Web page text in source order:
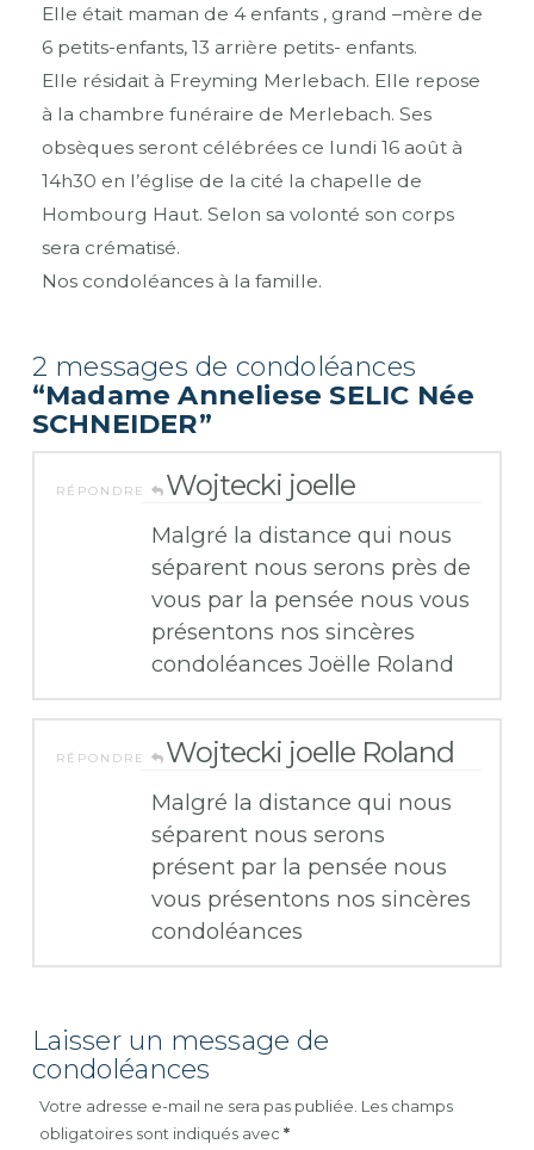
Elle était maman de 4 enfants , grand –mère de
6 petits-enfants, 13 arrière petits- enfants.
Elle résidait à Freyming Merlebach. Elle repose
à la chambre funéraire de Merlebach. Ses
obsèques seront célébrées ce lundi 16 août à
14h30 en l’église de la cité la chapelle de
Hombourg Haut. Selon sa volonté son corps
sera crématisé.
Nos condoléances à la famille.
2 messages de condoléances
“Madame Anneliese SELIC Née
SCHNEIDER”
RÉPONDRE Wojtecki joelle
Malgré la distance qui nous
séparent nous serons près de
vous par la pensée nous vous
présentons nos sincères
condoléances Joëlle Roland
RÉPONDRE Wojtecki joelle Roland
Malgré la distance qui nous
séparent nous serons
présent par la pensée nous
vous présentons nos sincères
condoléances
Laisser un message de
condoléances
Votre adresse e-mail ne sera pas publiée. Les champs
obligatoires sont indiqués avec*